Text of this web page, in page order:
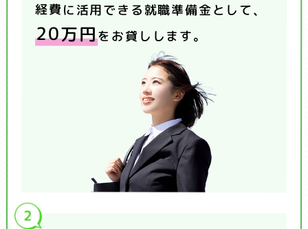
経費に活用できる就職準備金として、
20万円をお貸しします。